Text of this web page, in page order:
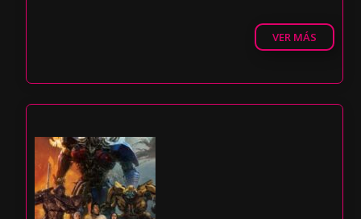
VER MÁS